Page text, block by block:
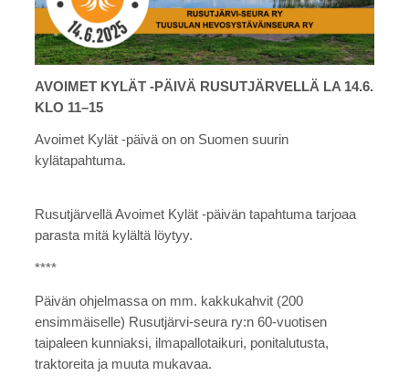
AVOIMET KYLÄT -PÄIVÄ RUSUTJÄRVELLÄ LA 14.6.
KLO 11–15
Avoimet Kylät -päivä on on Suomen suurin
kylätapahtuma.
Rusutjärvellä Avoimet Kylät -päivän tapahtuma tarjoaa
parasta mitä kylältä löytyy.
****
Päivän ohjelmassa on mm. kakkukahvit (200
ensimmäiselle) Rusutjärvi-seura ry:n 60-vuotisen
taipaleen kunniaksi, ilmapallotaikuri, ponitalutusta,
traktoreita ja muuta mukavaa.